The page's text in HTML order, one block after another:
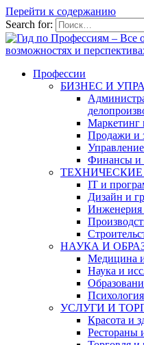
Перейти к содержанию
Search for:
Профессии
БИЗНЕС И
Маркетинг
Продажи и
Финансы и
IT и
Дизайн и
Инженерия
НАУКА И
Медицина
Наука и
УСЛУГИ И
Красота и
Рестораны